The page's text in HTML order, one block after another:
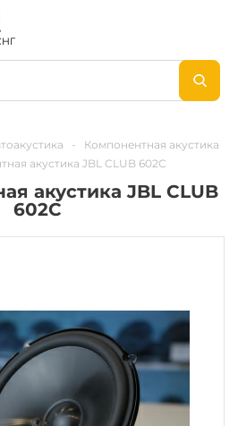
-
Компонентная акустика
акустика JBL CLUB 602C
акустика JBL CLUB
602C